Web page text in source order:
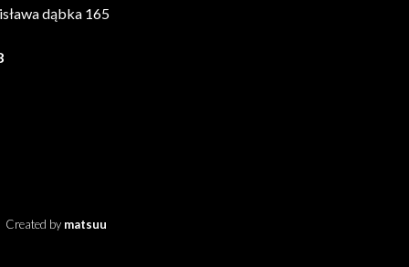
dąbka 165
Created by matsuu